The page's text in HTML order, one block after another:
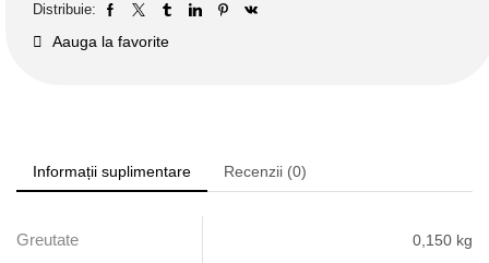
Distribuie:
Aauga la favorite
Informații suplimentare Recenzii (0)
Greutate 0,150 kg